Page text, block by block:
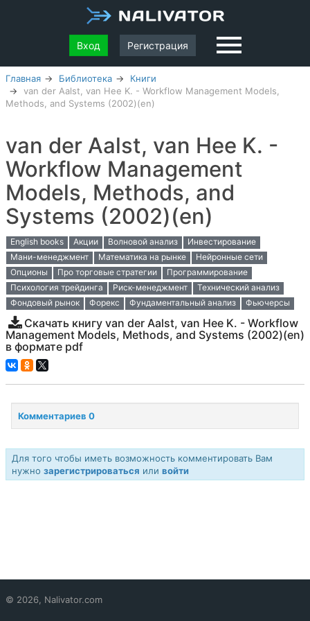
Вход Регистрация
Главная Библиотека
Книги
van der Aalst, van Hee K. - Workflow Management Models,
Methods, and Systems (2002)(en)
van der Aalst, van Hee K. -
Workflow Management
Models, Methods, and
Systems (2002)(en)
English books Акции Волновой анализ
Инвестирование
Мани-менеджмент
Математика на рынке
Нейронные сети
Опционы
Про торговые стратегии
Программирование
Психология трейдинга
Риск-менеджмент
Технический анализ
Фондовый рынок
Форекс Фундаментальный анализ Фьючерсы
Скачать книгу van der Aalst, van Hee K. - Workflow
Management Models, Methods, and Systems (2002)(en)
в формате pdf
Комментариев 0
Для того чтобы иметь возможность комментировать Вам
нужно зарегистрироваться или войти
© 2026, Nalivator.com